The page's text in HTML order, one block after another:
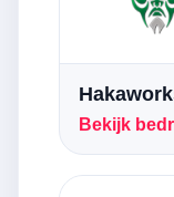
Bekijk